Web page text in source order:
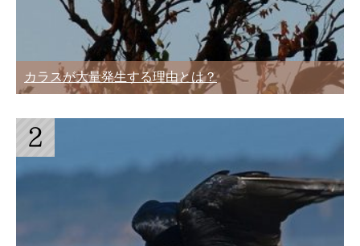
カラスが大量発生する理由とは？